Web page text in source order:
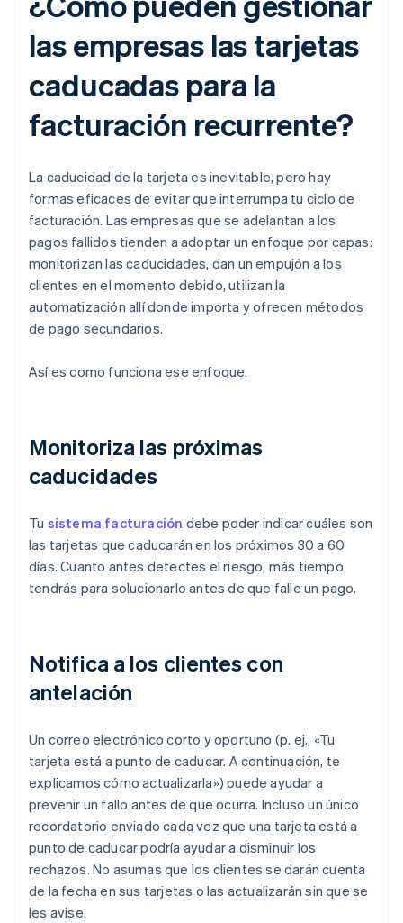
las empresas las tarjetas
caducadas para la
facturación recurrente?
La caducidad de la tarjeta es inevitable, pero hay
formas eficaces de evitar que interrumpa tu ciclo de
facturación. Las empresas que se adelantan a los
pagos fallidos tienden a adoptar un enfoque por capas:
monitorizan las caducidades, dan un empujón a los
clientes en el momento debido, utilizan la
automatización allí donde importa y ofrecen métodos
de pago secundarios.
Así es como funciona ese enfoque.
Monitoriza las próximas
caducidades
Tu sistema facturación debe poder indicar cuáles son
las tarjetas que caducarán en los próximos 30 a 60
días. Cuanto antes detectes el riesgo, más tiempo
tendrás para solucionarlo antes de que falle un pago.
Notifica a los clientes con
antelación
Un correo electrónico corto y oportuno (p. ej., «Tu
tarjeta está a punto de caducar. A continuación, te
explicamos cómo actualizarla») puede ayudar a
prevenir un fallo antes de que ocurra. Incluso un único
recordatorio enviado cada vez que una tarjeta está a
punto de caducar podría ayudar a disminuir los
rechazos. No asumas que los clientes se darán cuenta
de la fecha en sus tarjetas o las actualizarán sin que se
les avise.